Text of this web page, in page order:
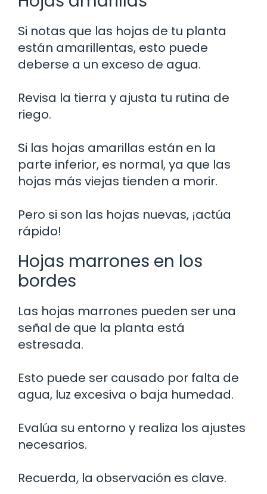
Si notas que las hojas de tu planta
están amarillentas, esto puede
deberse a un exceso de agua.
Revisa la tierra y ajusta tu rutina de
riego.
Si las hojas amarillas están en la
parte inferior, es normal, ya que las
hojas más viejas tienden a morir.
Pero si son las hojas nuevas, ¡actúa
rápido!
Hojas marrones en los
bordes
Las hojas marrones pueden ser una
señal de que la planta está
estresada.
Esto puede ser causado por falta de
agua, luz excesiva o baja humedad.
Evalúa su entorno y realiza los ajustes
necesarios.
Recuerda, la observación es clave.